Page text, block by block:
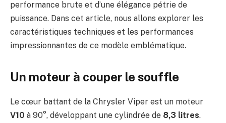
performance brute et d’une élégance pétrie de
puissance. Dans cet article, nous allons explorer les
caractéristiques techniques et les performances
impressionnantes de ce modèle emblématique.
Un moteur à couper le souffle
Le cœur battant de la Chrysler Viper est un moteur
V10 à 90°, développant une cylindrée de 8,3 litres.